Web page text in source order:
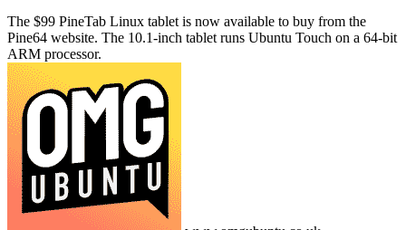
The $99 PineTab Linux tablet is now available to buy from the
Pine64 website. The 10.1-inch tablet runs Ubuntu Touch on a 64-bit
ARM processor.